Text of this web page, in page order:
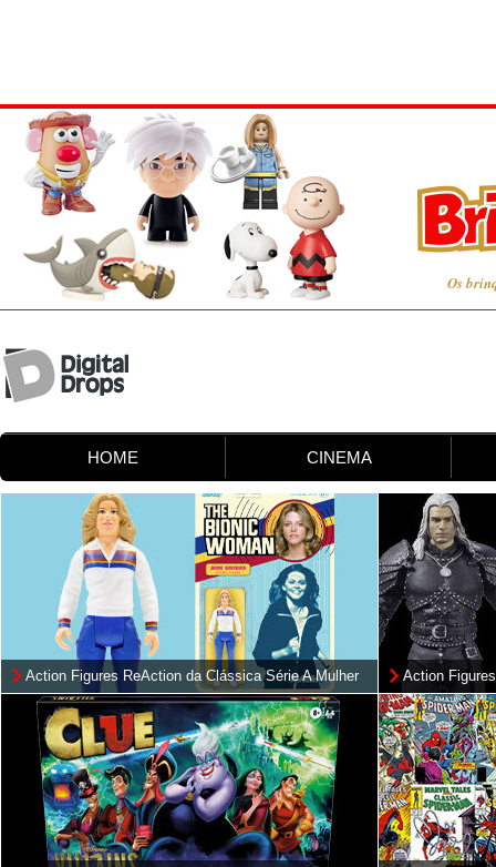
Os
HOME CINEMA
Action Figures ReAction da Clássica Série A Mulher
Biônica
Action
e Roach